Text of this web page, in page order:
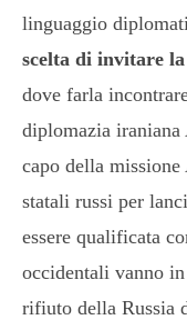
linguaggio
scelta di invitare la
dove farla
diplomazia
capo della
statali russi per
essere qualificata
occidentali vanno
rifiuto della Russia